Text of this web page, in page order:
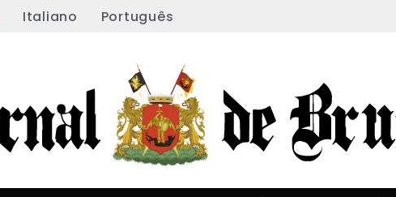
Italiano Português